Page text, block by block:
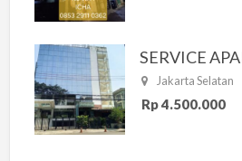
Jakarta Selatan
Rp 4.500.000